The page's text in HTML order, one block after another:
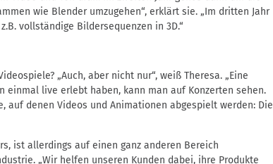
wie Blender umzugehen“, erklärt sie. „Im dritten Jahr
vollständige Bildersequenzen in 3D.“
„Auch, aber nicht nur“, weiß Theresa. „Eine
einmal live erlebt haben, kann man auf Konzerten sehen.
auf denen Videos und Animationen abgespielt werden: Die
ist allerdings auf einen ganz anderen Bereich
„Wir helfen unseren Kunden dabei, ihre Produkte